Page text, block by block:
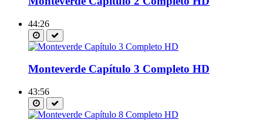
44:26
Monteverde Capítulo 3 Completo HD
43:56